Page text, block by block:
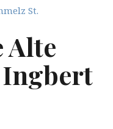
Ingbert